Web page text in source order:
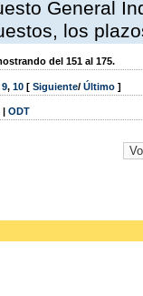
General
los
del 151 al 175.
9, 10 [ Siguiente/ Último ]
| ODT